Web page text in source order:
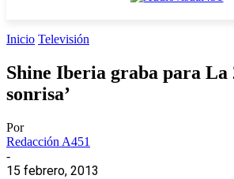
Inicio Televisión
Shine Iberia graba para La
sonrisa’
Por
Redacción A451
-
15 febrero, 2013